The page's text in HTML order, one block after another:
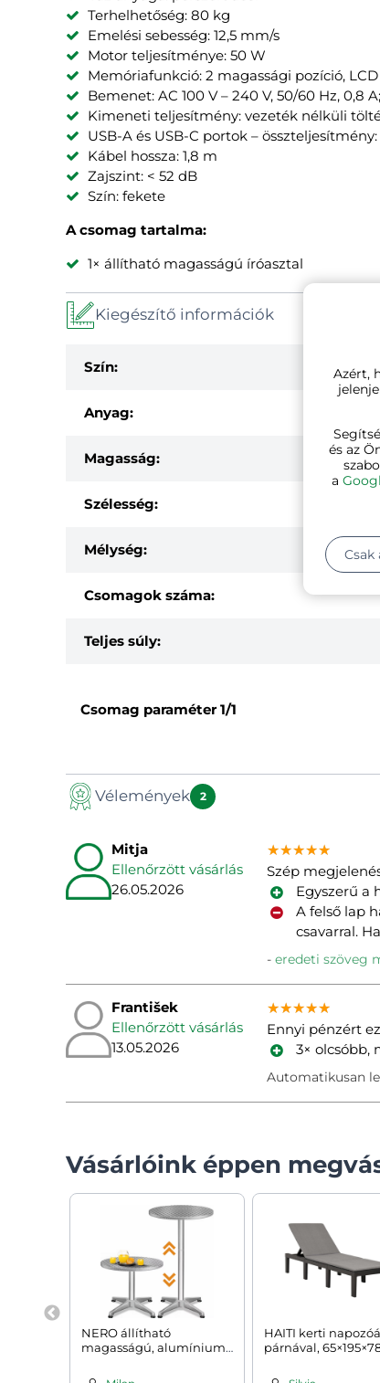
Terhelhetőség: 80 kg
Emelési sebesség: 12,5 mm/s
Motor teljesítménye: 50 W
Memóriafunkció: 2 magassági pozíció,
Bemenet: AC 100 V – 240 V, 50/60 Hz, 0,8
Kimeneti teljesítmény: vezeték nélküli
USB-A és USB-C portok – összteljesítmény:
Kábel hossza: 1,8 m
Zajszint: < 52 dB
Szín: fekete
A csomag tartalma:
1× állítható magasságú íróasztal
Kiegészítő információk
Szín:
Anyag:
Magasság:
Szélesség:
Mélység:
Csomagok száma:
Teljes súly:
Csomag paraméter1/1
Vélemények 2
Mitja
Ellenőrzött vásárlás
26.05.2026
★★★★★
★★★★★
★★★★★
Szép
Egyszerű a
A felső lap
csavarral.
eredeti szöveg
František
Ellenőrzött vásárlás
13.05.2026
★★★★★
★★★★★
★★★★★
Ennyi pénzért
3× olcsóbb,
Automatikusan
Vásárlóink éppen
NERO állítható
magasságú, alumínium
HAITI kerti
párnával,
Azért,
és az
a
Csak